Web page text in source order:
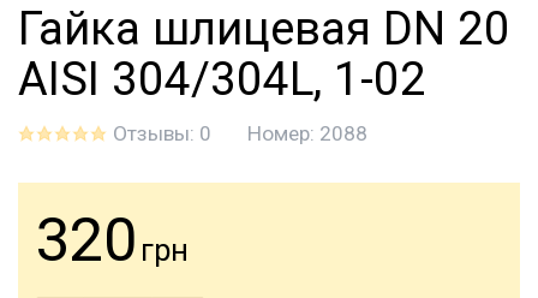
Гайка шлицевая DN 20
AISI 304/304L, 1-02
Отзывы: 0 Номер: 2088
320 грн